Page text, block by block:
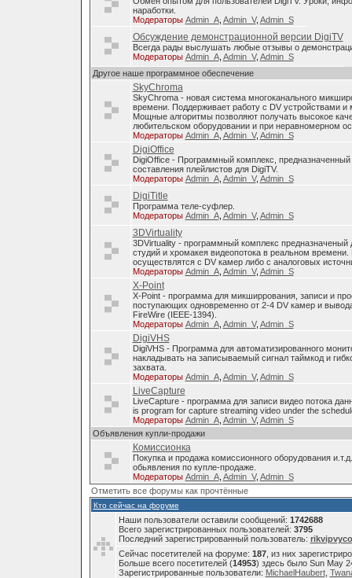
наработки.
Модераторы Admin_A, Admin_V, Admin_S
Обсуждение демонстрационной версии DigiTV
Всегда рады выслушать любые отзывы о
Модераторы Admin_A, Admin_V, Admin_S
Другое наше программное обеспечение
SkyChroma
SkyChroma - новая система многоканального
времени. Поддерживает работу с DV устройствами
Мощные алгоритмы позволяют получать высокое
любительском оборудовании и при неравномерном
Модераторы Admin_A, Admin_V, Admin_S
DigiOffice
DigiOffice - Программный комплекс, предназначенный
составления плейлистов для DigiTV.
Модераторы Admin_A, Admin_V, Admin_S
DigiTitle
Программа теле-суфлер.
Модераторы Admin_A, Admin_V, Admin_S
3DVirtuality
3DVirtuality - программный комплекс предназначеный
студий и хромакея видеопотока в реальном
осуществлятся с DV камер либо с аналоговых
Модераторы Admin_A, Admin_V, Admin_S
X-Point
X-Point - программа для микширрования, записи и
поступающих одновременно от 2-4 DV камер и
FireWire (IEEE-1394).
Модераторы Admin_A, Admin_V, Admin_S
DigiVHS
DigiVHS - Программа для автоматизированного
накладывать на записываемый сигнал таймкод и
захвата.
Модераторы Admin_A, Admin_V, Admin_S
LiveCapture
LiveCapture - программа для записи видео потока
is program for capture streaming video under the
Модераторы Admin_A, Admin_V, Admin_S
Объявления купли-продажи
Комиссионка
Покупка и продажа комиссионного оборудования
обьявления по купле-продаже.
Модераторы Admin_A, Admin_V, Admin_S
Отметить все форумы как прочтённые
Кто сейчас на форуме
Наши пользователи оставили сообщений: 1742688
Всего зарегистрированных пользователей: 3795
Последний зарегистрированный пользователь:
Сейчас посетителей на форуме: 187, из них
Больше всего посетителей (14953) здесь было Sun May
Зарегистрированные пользователи: MichaelHaubert,